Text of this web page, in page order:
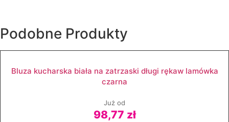
Podobne Produkty
Bluza kucharska biała na zatrzaski długi rękaw lamówka
czarna
Już od
98,77 zł